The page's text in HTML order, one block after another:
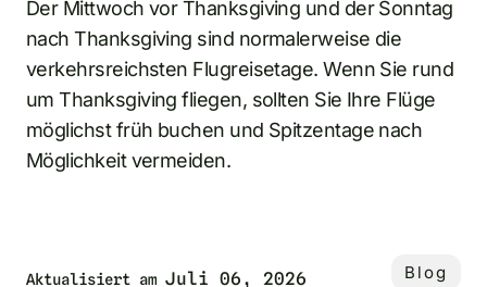
Der Mittwoch vor Thanksgiving und der Sonntag
nach Thanksgiving sind normalerweise die
verkehrsreichsten Flugreisetage. Wenn Sie rund
um Thanksgiving fliegen, sollten Sie Ihre Flüge
möglichst früh buchen und Spitzentage nach
Möglichkeit vermeiden.
Aktualisiert am Juli 06, 2026 Blog